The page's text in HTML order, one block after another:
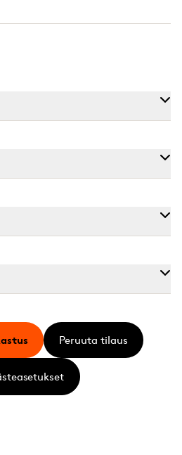
Express
Peruuta tilaus